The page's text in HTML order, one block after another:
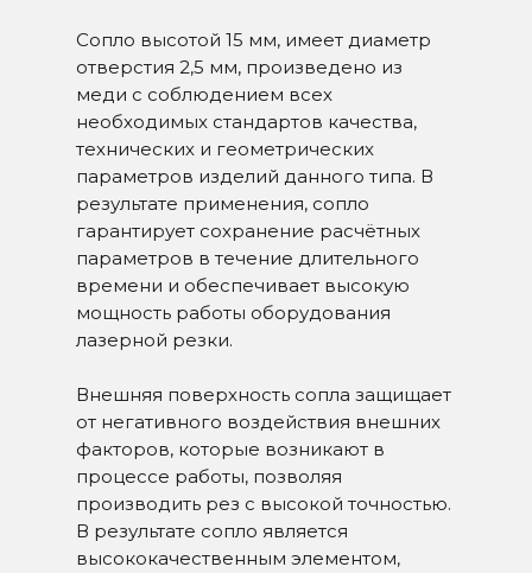
Сопло высотой 15 мм, имеет диаметр
отверстия 2,5 мм, произведено из
меди с соблюдением всех
необходимых стандартов качества,
технических и геометрических
параметров изделий данного типа. В
результате применения, сопло
гарантирует сохранение расчётных
параметров в течение длительного
времени и обеспечивает высокую
мощность работы оборудования
лазерной резки.
Внешняя поверхность сопла защищает
от негативного воздействия внешних
факторов, которые возникают в
процессе работы, позволяя
производить рез с высокой точностью.
В результате сопло является
высококачественным элементом,